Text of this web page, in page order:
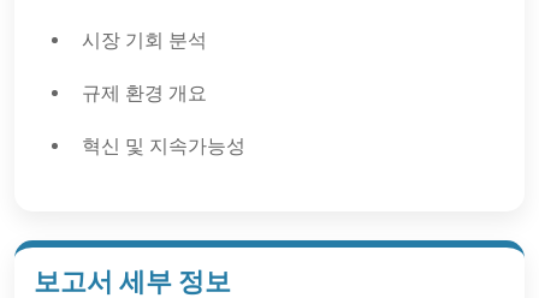
시장 기회 분석
규제 환경 개요
혁신 및 지속가능성
보고서 세부 정보